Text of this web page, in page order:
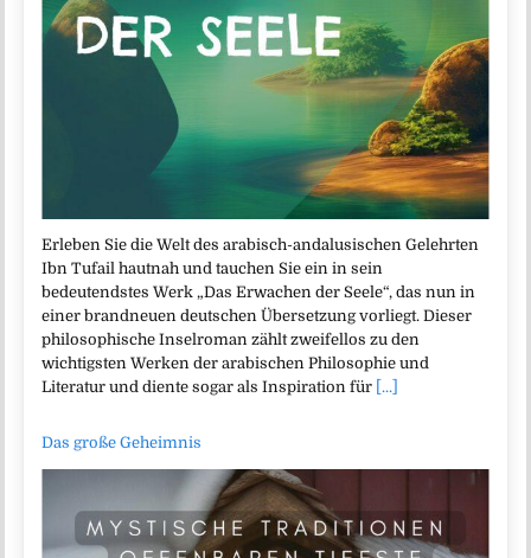
Erleben Sie die Welt des arabisch-andalusischen Gelehrten
Ibn Tufail hautnah und tauchen Sie ein in sein
bedeutendstes Werk „Das Erwachen der Seele“, das nun in
einer brandneuen deutschen Übersetzung vorliegt. Dieser
philosophische Inselroman zählt zweifellos zu den
wichtigsten Werken der arabischen Philosophie und
Literatur und diente sogar als Inspiration für [...]
Das große Geheimnis